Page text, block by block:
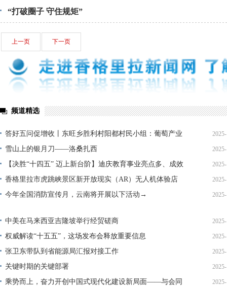
“打破圈子 守住规矩”
上一页 下一页
频道精选
答好五问促增收丨东旺乡胜利村阳都村民小组：葡萄产业
铺就“甜蜜”增收路
雪山上的银月刀——洛桑扎西
【决胜“十四五” 迈上新台阶】迪庆教育事业亮点多、成效
显——培根铸魂育桃李
香格里拉市虎跳峡景区新开放现实（AR）无人机体验店
今年全国消防宣传月，云南将开展以下活动→
中美在马来西亚吉隆坡举行经贸磋商
权威解读“十五五”，这场发布会释放重要信息
张卫东带队到省能源局汇报对接工作
关键时期的关键部署
乘势而上，奋力开创中国式现代化建设新局面——与会同